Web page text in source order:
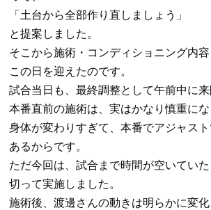
「土台から全部作り直しましょう」
と提案しました。
そこから施術・コンディショニング内容
この日を迎えたのです。
試合当日も、最終調整として午前中に来
本番直前の施術は、実はかなり慎重にな
身体が変わりすぎて、本番でアジャス
あるからです。
ただ今回は、試合まで時間が空いてい
切って実施しました。
施術後、渡邊さんの動きは明らかに変化